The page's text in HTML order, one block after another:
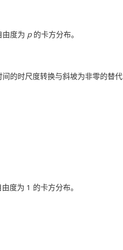
由度为 p的卡方分布。
的时尺度转换与斜坡为非零的替代
度为 1 的卡方分布。